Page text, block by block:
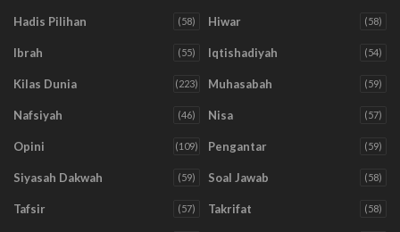
Hadis Pilihan (58) Hiwar (58)
Ibrah (55) Iqtishadiyah (54)
Kilas Dunia (223) Muhasabah (59)
Nafsiyah (46) Nisa (57)
Opini (109) Pengantar (59)
Siyasah Dakwah (59) Soal Jawab (58)
Tafsir (57) Takrifat (58)